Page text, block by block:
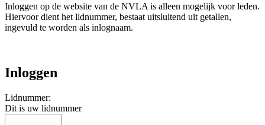
Inloggen op de website van de NVLA is alleen mogelijk voor leden.
Hiervoor dient het lidnummer, bestaat uitsluitend uit getallen,
ingevuld te worden als inlognaam.
Inloggen
Lidnummer:
Dit is uw lidnummer